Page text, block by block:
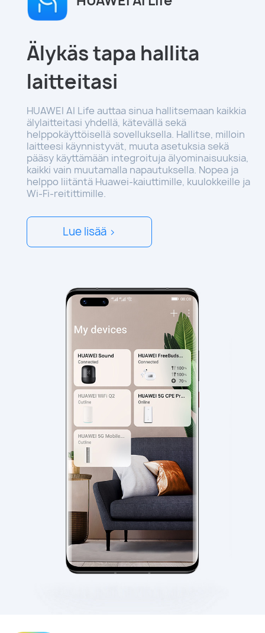
Älykäs tapa hallita
laitteitasi
HUAWEI AI Life auttaa sinua hallitsemaan kaikkia
älylaitteitasi yhdellä, kätevällä sekä
helppokäyttöisellä sovelluksella. Hallitse, milloin
laitteesi käynnistyvät, muuta asetuksia sekä
pääsy käyttämään integroituja älyominaisuuksia,
kaikki vain muutamalla napautuksella. Nopea ja
helppo liitäntä Huawei-kaiuttimille, kuulokkeille ja
Wi-Fi-reitittimille.
Lue lisää >